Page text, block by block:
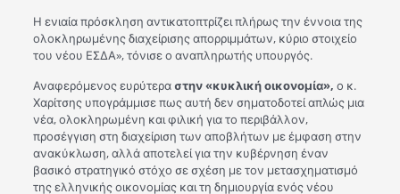
Η ενιαία πρόσκληση αντικατοπτρίζει πλήρως την έννοια της
ολοκληρωμένης διαχείρισης απορριμμάτων, κύριο στοιχείο
του νέου ΕΣΔΑ», τόνισε ο αναπληρωτής υπουργός.
Αναφερόμενος ευρύτεραστην «κυκλική οικονομία», ο κ.
Χαρίτσης υπογράμμισε πως αυτή δεν σηματοδοτεί απλώς μια
νέα, ολοκληρωμένη και φιλική για το περιβάλλον,
προσέγγιση στη διαχείριση των αποβλήτων με έμφαση στην
ανακύκλωση, αλλά αποτελεί για την κυβέρνηση έναν
βασικό στρατηγικό στόχο σε σχέση με τον μετασχηματισμό
της ελληνικής οικονομίας και τη δημιουργία ενός νέου